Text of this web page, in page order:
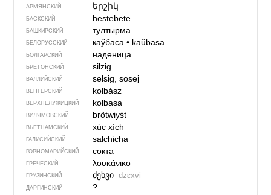
АРМЯНСКИЙ երշիկ
БАСКСКИЙ hestebete
БАШКИРСКИЙ тултырма
БЕЛОРУССКИЙ каўбаса• kaŭbasa
БОЛГАРСКИЙ наденица
БРЕТОНСКИЙ silzig
ВАЛЛИЙСКИЙ selsig, sosej
ВЕНГЕРСКИЙ kolbász
ВЕРХНЕЛУЖИЦКИЙ kołbasa
ВИЛЯМОВСКИЙ brötwiyśt
ВЬЕТНАМСКИЙ xúc xích
ГАЛИСИЙСКИЙ salchicha
ГОРНОМАРИЙСКИЙ сокта
ГРЕЧЕСКИЙ λουκάνικο
ГРУЗИНСКИЙ ძეხვი dzɛxvi
ДАРГИНСКИЙ ?